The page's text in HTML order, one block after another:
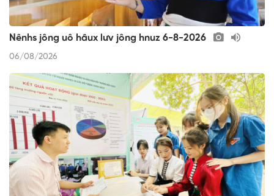
Nênhs jông uô hâux lưv jông hnuz 6-8-2026
06/08/2026